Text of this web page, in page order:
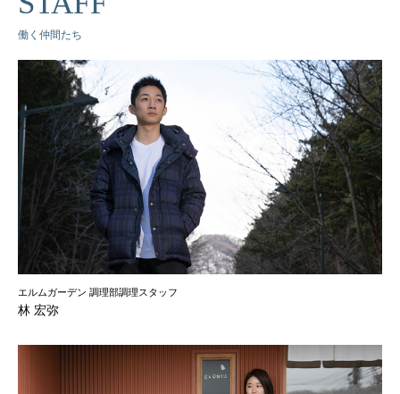
働く仲間たち
エルムガーデン 調理部調理スタッフ
林 宏弥